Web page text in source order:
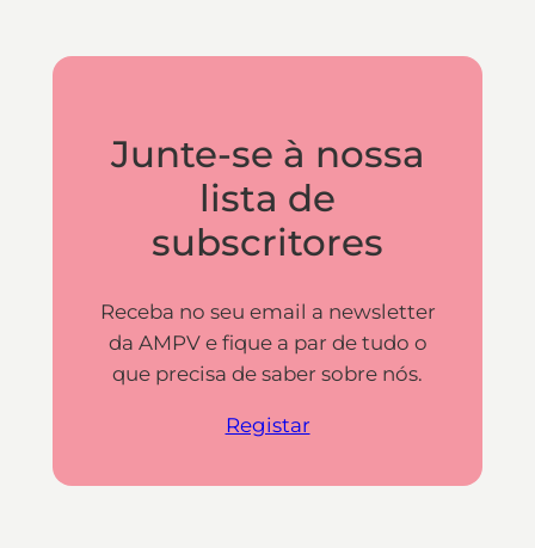
Junte-se à nossa
lista de
subscritores
Receba no seu email a newsletter
da AMPV e fique a par de tudo o
que precisa de saber sobre nós.
Registar